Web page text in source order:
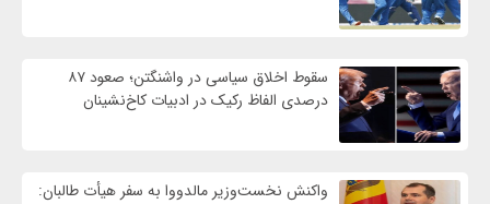
سقوط اخلاق سیاسی در واشنگتن؛ صعود ۸۷
درصدی الفاظ رکیک در ادبیات کاخ‌نشینان
واکنش نخست‌وزیر مالدووا به سفر هیأت طالبان: